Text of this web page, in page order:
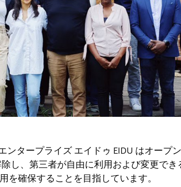
ンタープライズエイドゥ EIDU はオープ
し、第三者が自由に利用および変更で
確保することを目指しています。